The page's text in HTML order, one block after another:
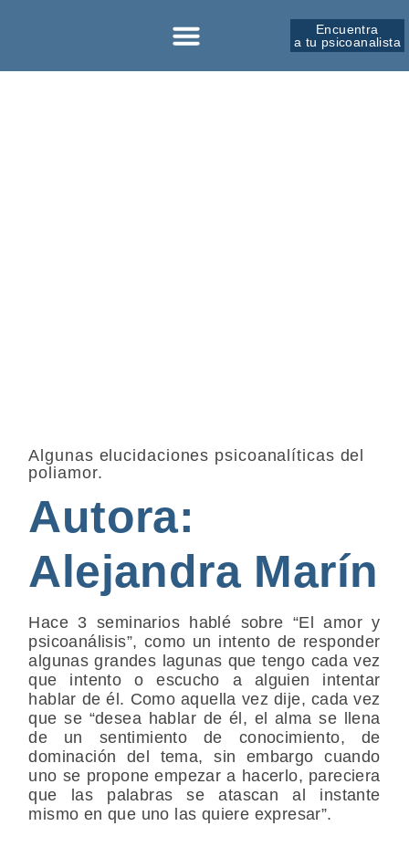
Encuentra
a tu psicoanalista
Algunas elucidaciones psicoanalíticas del
poliamor.
Autora:
Alejandra Marín
Hace 3 seminarios hablé sobre “El amor y
psicoanálisis”, como un intento de responder
algunas grandes lagunas que tengo cada vez
que intento o escucho a alguien intentar
hablar de él. Como aquella vez dije, cada vez
que se “desea hablar de él, el alma se llena
de un sentimiento de conocimiento, de
dominación del tema, sin embargo cuando
uno se propone empezar a hacerlo, pareciera
que las palabras se atascan al instante
mismo en que uno las quiere expresar”.